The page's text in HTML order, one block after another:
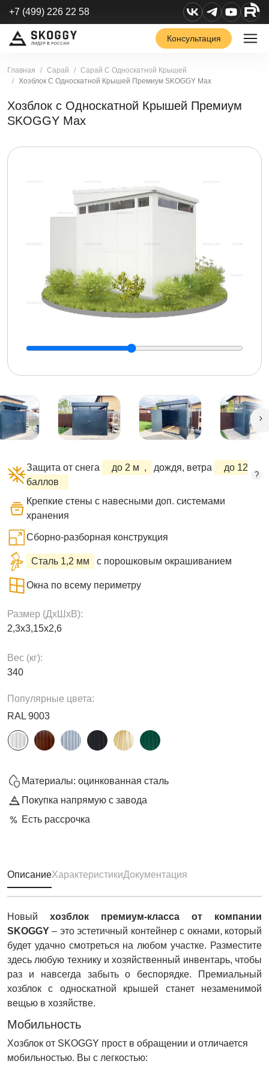
+7 (499) 226 22 58
Консультация
Главная Сарай
Сарай С Односкатной Крышей
Хозблок С Односкатной Крышей Премиум SKOGGY Max
Хозблок с Односкатной Крышей Премиум
SKOGGY Max
Защита от снега до 2 м , дождя, ветра
до 12
баллов
?
Крепкие стены с навесными доп. системами
хранения
Сборно-разборная конструкция
Сталь 1,2 мм с порошковым окрашиванием
Окна по всему периметру
Размер (ДxШxВ):
2,3х3,15х2,6
Вес (кг):
340
Популярные цвета:
RAL 9003
Материалы: оцинкованная сталь
Покупка напрямую с завода
Есть рассрочка
ОписаниеХарактеристикиДокументация
Новый хозблок премиум-класса от компании
SKOGGY – это эстетичный контейнер с окнами, который
будет удачно смотреться на любом участке. Разместите
здесь любую технику и хозяйственный инвентарь, чтобы
раз и навсегда забыть о беспорядке. Премиальный
хозблок с односкатной крышей станет незаменимой
вещью в хозяйстве.
Мобильность
Хозблок от SKOGGY прост в обращении и отличается
мобильностью. Вы с легкостью: